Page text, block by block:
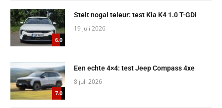
6.0
Stelt nogal teleur: test Kia K4 1.0 T-GDi
19 juli 2026
7.0
Een echte 4×4: test Jeep Compass 4xe
8 juli 2026